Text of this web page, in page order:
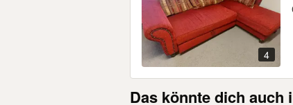
4
Das könnte dich auch